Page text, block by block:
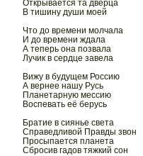
Открывается та дверца
В тишину души моей
Что до времени молчала
И до времени ждала
А теперь она позвала
Лучик в сердце завела
Вижу в будущем Россию
А вернее нашу Русь
Планетарную мессию
Воспевать её берусь
Братие в сиянье света
Справедливой Правды звон
Просыпается планета
Сбросив гадов тяжкий сон